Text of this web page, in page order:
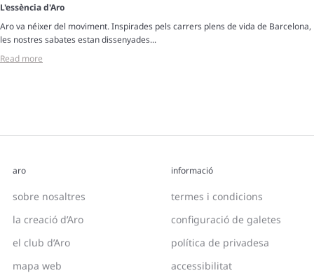
L'essència d'Aro
Aro va néixer del moviment. Inspirades pels carrers plens de vida de Barcelona,
les nostres sabates estan dissenyades...
Read more
aro
sobre nosaltres
la creació d’Aro
el club d’Aro
mapa web
informació
termes i condicions
configuració de galetes
política de privadesa
accessibilitat